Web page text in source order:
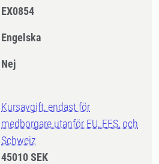
EX0854
Engelska
Nej
Kursavgift, endast för
medborgare utanför EU, EES, och
Schweiz
45010 SEK